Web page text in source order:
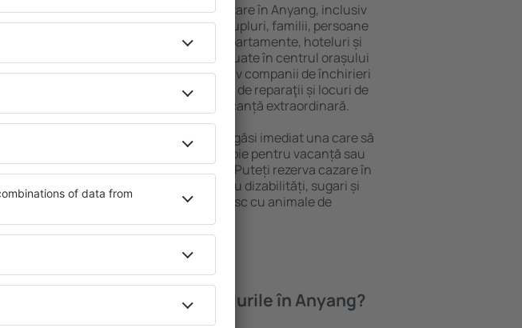
Puteți alege dintr-o ofertă variată de cazare în Anyang, inclusiv
proprietăți pentru o singură persoană, cupluri, familii, persoane
ȋn vârstă și grupuri. Oaspeţii pot sta în apartamente, hoteluri și
pensiuni care oferă intimitate și sunt situate în centrul orașului
Anyang. Facilitățile din apropiere, inclusiv companii de închirieri
auto, transport public, magazine, centre de reparaţii și locuri de
relaxare sau distracţie, garantează o vacanță extraordinară.
Dacă doriţi cazare de lux în Anyang, veţi găsi imediat una care să
se potrivească. Veți găsi tot ce aveți nevoie pentru vacanță sau
călătoria de afaceri la destinația aleasă. Puteți rezerva cazare în
Anyang cu facilități pentru persoanele cu dizabilități, sugari și
copii, precum și pentru cei care călătoresc cu animale de
Ce fel de facilităţi oferă hotelurile în Anyang?